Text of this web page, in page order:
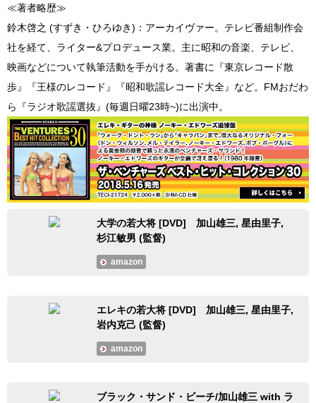
≪著者略歴≫
鈴木啓之 (すずき・ひろゆき)：アーカイヴァー。テレビ番組制作会
社を経て、ライター&プロデュース業。主に昭和の音楽、テレビ、
映画などについて執筆活動を手がける。著書に『東京レコード散
歩』『王様のレコード』『昭和歌謡レコード大全』など。FMおだわ
ら『ラジオ歌謡選抜』(毎週日曜23時~)に出演中。
大学の若大将 [DVD] 加山雄三,‎ 星由里子,‎
杉江敏男 (監督)
amazon
エレキの若大将 [DVD] 加山雄三,‎ 星由里子,‎
岩内克己 (監督)
amazon
ブラック・サンド・ビーチ/加山雄三 with ラ